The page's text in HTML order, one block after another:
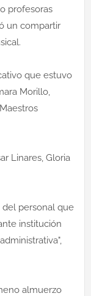
profesoras
un compartir
que estuvo
Morillo,
Linares, Gloria
del personal que
institución
almuerzo